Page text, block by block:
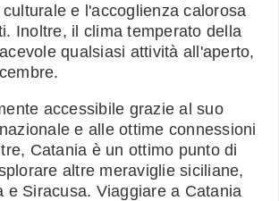
e l'accoglienza calorosa
Inoltre, il clima temperato della
qualsiasi attività all'aperto,
accessibile grazie al suo
e alle ottime connessioni
Catania è un ottimo punto di
altre meraviglie siciliane,
e Siracusa. Viaggiare a Catania